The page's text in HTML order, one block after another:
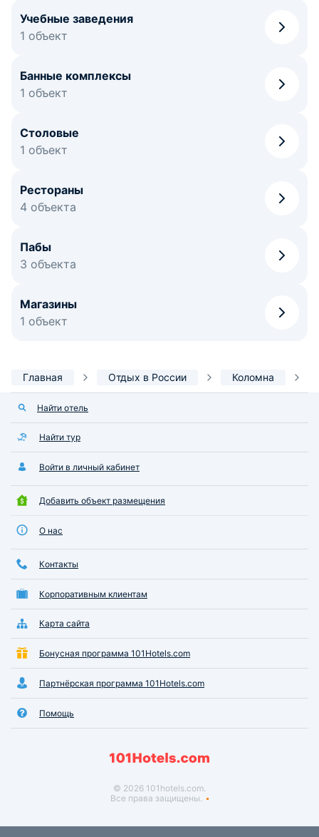
Учебные заведения
1 объект
Банные комплексы
1 объект
Столовые
1 объект
Рестораны
4 объекта
Пабы
3 объекта
Магазины
1 объект
Главная Отдых в России Коломна
Найти отель
Найти тур
Войти в личный кабинет
Добавить объект размещения
О нас
Контакты
Корпоративным клиентам
Карта сайта
Бонусная программа 101Hotels.com
Партнёрская программа 101Hotels.com
Помощь
© 2026 101hotels.com.
Все права защищены.